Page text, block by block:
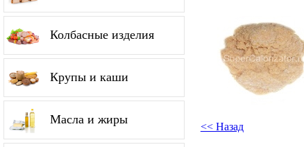
Колбасные изделия
Крупы и каши
Масла и жиры
<< Назад